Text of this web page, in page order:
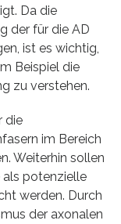
Da die
der für die AD
ist es wichtig,
Beispiel die
zu verstehen.
die
im Bereich
Weiterhin sollen
potenzielle
werden. Durch
der axonalen